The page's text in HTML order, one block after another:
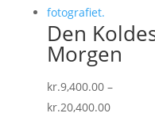
Den
Morgen
kr.9,400.00 –
kr.20,400.00